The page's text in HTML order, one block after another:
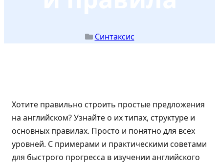
Синтаксис
Хотите правильно строить простые предложения
на английском? Узнайте о их типах, структуре и
основных правилах. Просто и понятно для всех
уровней. С примерами и практическими советами
для быстрого прогресса в изучении английского